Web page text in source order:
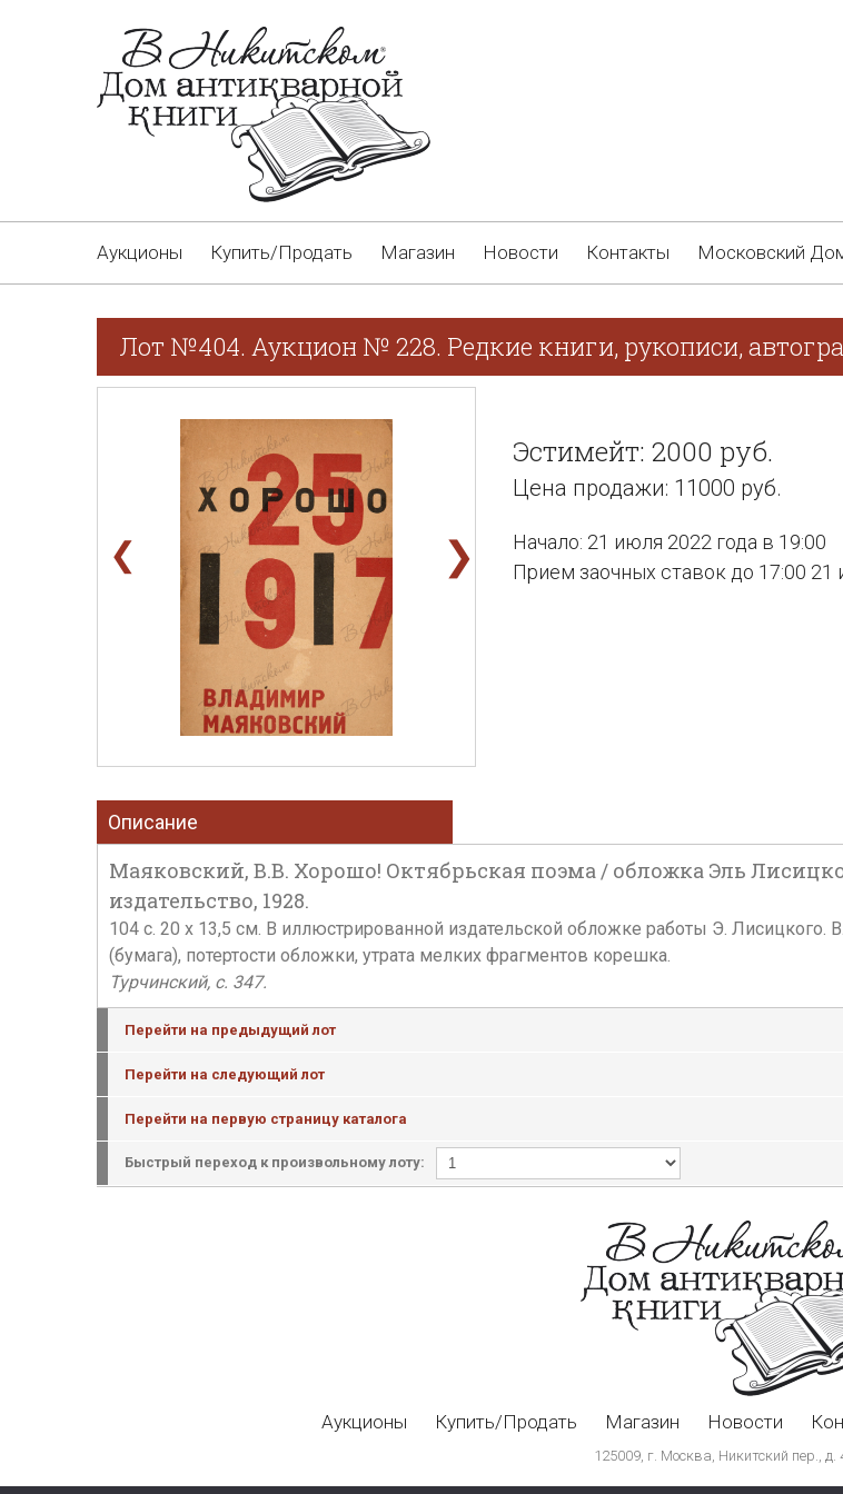
Аукционы Купить/Продать Магазин Новости Контакты Московский
Лот №404. Аукцион № 228. Редкие книги, рукописи,
❮ ❯
Эстимейт: 2000 руб.
Цена продажи: 11000 руб.
Начало: 21 июля 2022 года в 19:00
Прием заочных ставок до 17:00 21
Описание
Маяковский, В.В. Хорошо! Октябрьская поэма / обложка Эль
издательство, 1928.
104 с. 20 х 13,5 см. В иллюстрированной издательской обложке работы Э.
(бумага), потертости обложки, утрата мелких фрагментов корешка.
Турчинский, с. 347.
Перейти на предыдущий лот
Перейти на следующий лот
Перейти на первую страницу каталога
Быстрый переход к произвольному лоту:
Аукционы Купить/Продать Магазин Новости
125009, г. Москва, Никитский пер., д.